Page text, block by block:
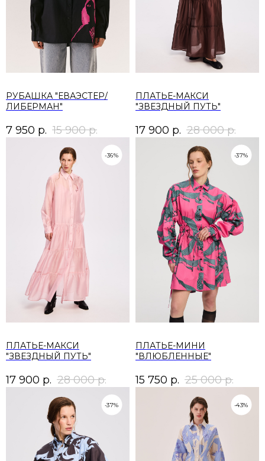
РУБАШКА "ЕВАЭСТЕР/
ЛИБЕРМАН"
7 950 р. 15 900 р.
ПЛАТЬЕ-МАКСИ
"ЗВЕЗДНЫЙ ПУТЬ"
17 900 р. 28 000 р.
-36%
ПЛАТЬЕ-МАКСИ
"ЗВЕЗДНЫЙ ПУТЬ"
17 900 р. 28 000 р.
-37%
ПЛАТЬЕ-МИНИ
"ВЛЮБЛЕННЫЕ"
15 750 р. 25 000 р.
-37% -43%